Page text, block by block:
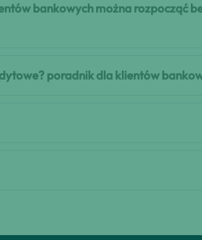
bankowych można rozpocząć
poradnik dla klientów